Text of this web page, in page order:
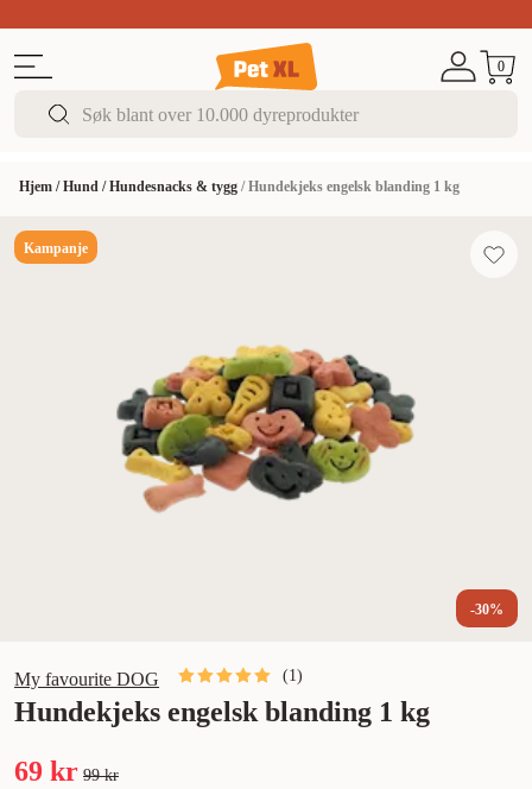
0
Hjem /Hund /Hundesnacks & tygg /Hundekjeks engelsk blanding 1 kg
Kampanje
-30%
Hundekjeks engelsk blanding 1 kg
My favourite DOG (1)
69 kr 99 kr